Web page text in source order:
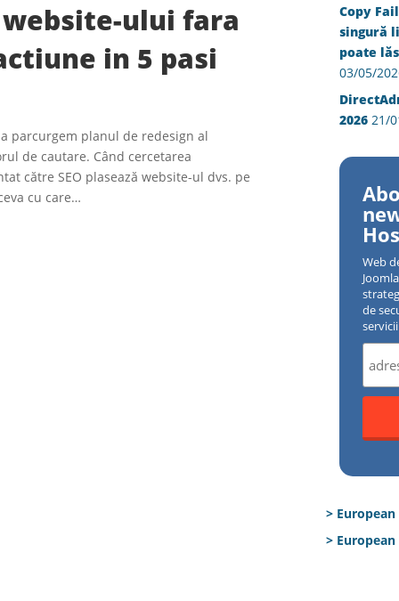
ului fara
in 5 pasi
parcurgem planul de redesign al
de cautare. Când cercetarea
către SEO plasează website-ul dvs. pe
cu care…
Copy Fail
singură
poate
03/05/
2026 21/
Web
de
> European
>